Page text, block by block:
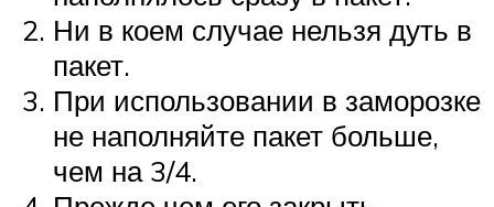
Ни в коем случае нельзя дуть в
пакет.
При использовании в заморозке
не наполняйте пакет больше,
чем на 3/4.